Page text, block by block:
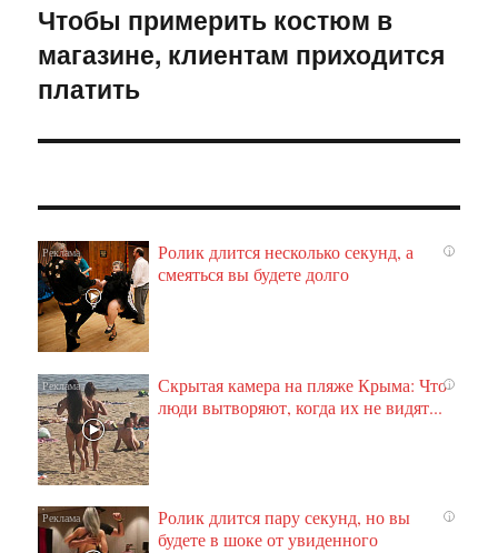
Следующая
запись:
Чтобы примерить костюм в
магазине, клиентам приходится
платить
i
Ролик длится несколько секунд, а
смеяться вы будете долго
i
Скрытая камера на пляже Крыма: Что
люди вытворяют, когда их не видят...
i
Ролик длится пару секунд, но вы
будете в шоке от увиденного